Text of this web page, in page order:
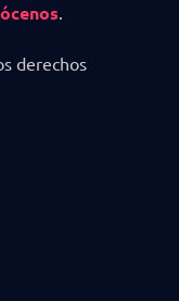
.
derechos